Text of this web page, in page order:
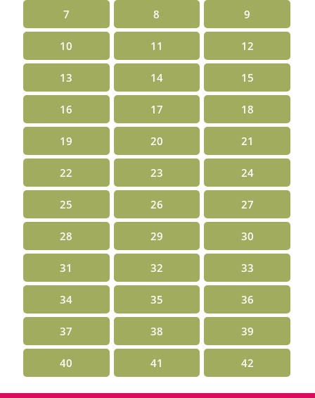
7 8 9
10 11 12
13 14 15
16 17 18
19 20 21
22 23 24
25 26 27
28 29 30
31 32 33
34 35 36
37 38 39
40 41 42